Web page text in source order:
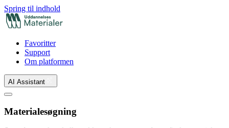
Spring til indhold
Favoritter
Support
Om platformen
AI Assistant
Materialesøgning